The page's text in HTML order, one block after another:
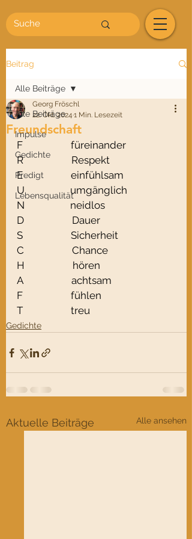
Beitrag
Alle Beiträge
Impulse
Gedichte
Predigt
Lebensqualität
Alle Beiträge
Freundschaft
Georg Fröschl
22. Okt. 2024 1 Min. Lesezeit
F                    füreinander
R                    Respekt
E                    einfühlsam
U                   umgänglich
N                   neidlos
D                    Dauer
S                    Sicherheit
C                    Chance
H                    hören
A                    achtsam
F                    fühlen
T                    treu
Gedichte
Aktuelle Beiträge Alle ansehen